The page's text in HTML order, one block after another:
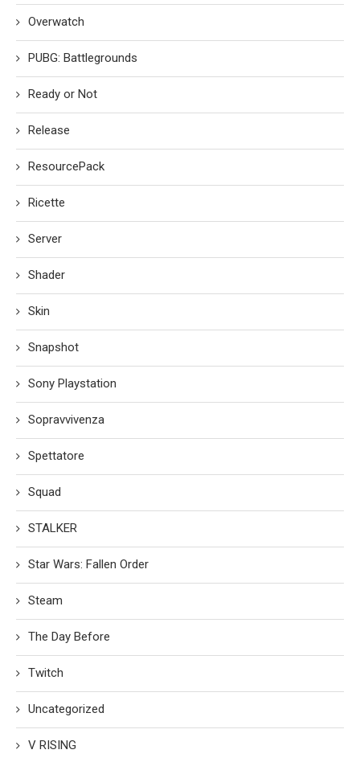
Overwatch
PUBG: Battlegrounds
Ready or Not
Release
ResourcePack
Ricette
Server
Shader
Skin
Snapshot
Sony Playstation
Sopravvivenza
Spettatore
Squad
STALKER
Star Wars: Fallen Order
Steam
The Day Before
Twitch
Uncategorized
V RISING